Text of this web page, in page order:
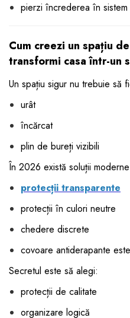
pierzi încrederea în sistem
Cum creezi un spațiu
transformi casa într-un
Un spațiu sigur nu trebuie să
urât
încărcat
plin de bureți vizibili
În 2026 există soluții
protecții transparente
protecții în culori neutre
chedere discrete
covoare antiderapante
Secretul este să alegi:
protecții de calitate
organizare logică